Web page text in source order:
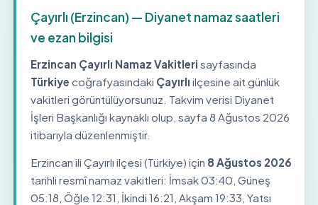
Çayırlı (Erzincan) — Diyanet namaz saatleri
ve ezan bilgisi
Erzincan Çayırlı Namaz Vakitleri sayfasında
Türkiye coğrafyasındaki Çayırlı ilçesine ait günlük
vakitleri görüntülüyorsunuz. Takvim verisi Diyanet
İşleri Başkanlığı kaynaklı olup, sayfa 8 Ağustos 2026
itibarıyla düzenlenmiştir.
Erzincan ili Çayırlı ilçesi (Türkiye) için 8 Ağustos 2026
tarihli resmî namaz vakitleri: İmsak 03:40, Güneş
05:18, Öğle 12:31, İkindi 16:21, Akşam 19:33, Yatsı